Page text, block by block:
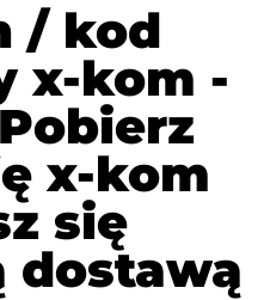
/ kod
x-kom -
x-kom
się
dostawą